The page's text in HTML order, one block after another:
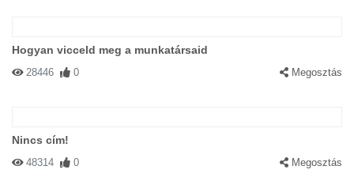
Hogyan vicceld meg a munkatársaid
28446 0 Megosztás
Nincs cím!
48314 0 Megosztás